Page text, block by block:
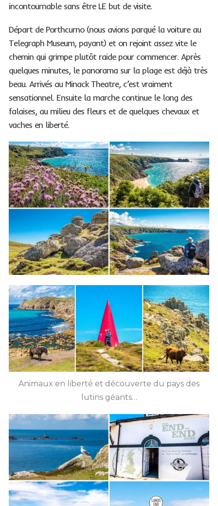
incontournable sans être LE but de visite.
Départ de Porthcurno (nous avions parqué la voiture au
Telegraph Museum, payant) et on rejoint assez vite le
chemin qui grimpe plutôt raide pour commencer. Après
quelques minutes, le panorama sur la plage est déjà très
beau. Arrivés au Minack Theatre, c’est vraiment
sensationnel. Ensuite la marche continue le long des
falaises, au milieu des fleurs et de quelques chevaux et
vaches en liberté.
Animaux en liberté et découverte du pays des
lutins géants…